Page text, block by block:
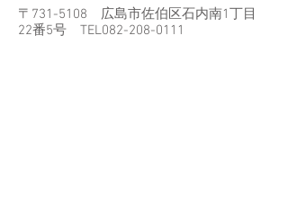
〒731-5108 広島市佐伯区石内南1丁目
22番5号​ TEL082-208-0111